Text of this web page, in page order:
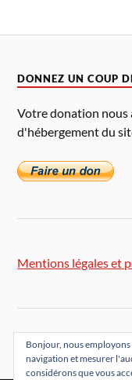
DONNEZ UN COUP
Votre donation nous
d'hébergement du
Mentions légales et
Bonjour, nous
navigation et mesurer
considérons que vous